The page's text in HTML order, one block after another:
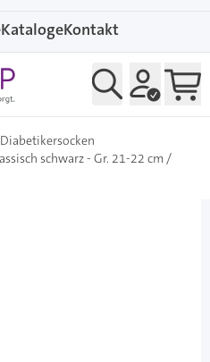
KatalogeKontakt
Diabetikersocken
schwarz - Gr. 21-22 cm /